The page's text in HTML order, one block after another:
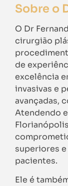
Sobre o
O Dr
cirurgião
de
excelência
invasivas e
avançadas,
Atendendo
superiores
pacientes.
Ele é